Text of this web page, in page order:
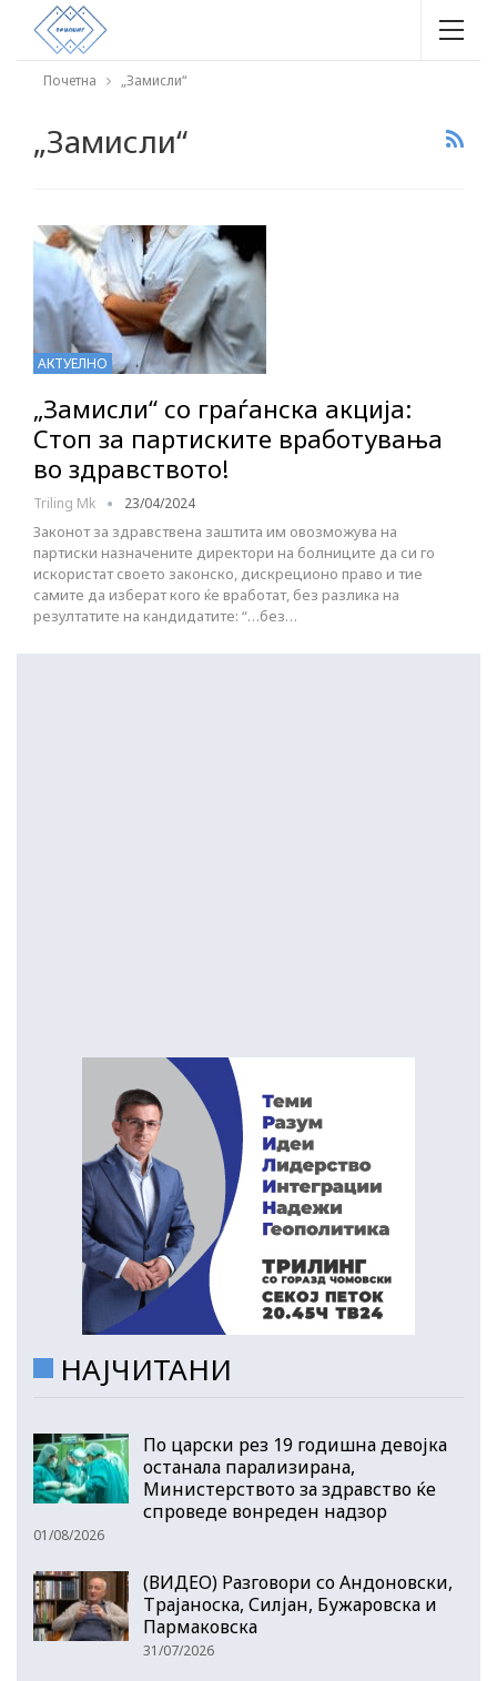
Почетна „Замисли“
„Замисли“
АКТУЕЛНО
„Замисли“ со граѓанска акција:
Стоп за партиските вработувања
во здравството!
Triling Mk 23/04/2024
Законот за здравствена заштита им овозможува на
партиски назначените директори на болниците да си го
искористат своето законско, дискреционо право и тие
самите да изберат кого ќе вработат, без разлика на
резултатите на кандидатите: “…без…
НАЈЧИТАНИ
По царски рез 19 годишна девојка
останала парализирана,
Министерството за здравство ќе
спроведе вонреден надзор
01/08/2026
(ВИДЕО) Разговори со Андоновски,
Трајаноска, Силјан, Бужаровска и
Пармаковска
31/07/2026